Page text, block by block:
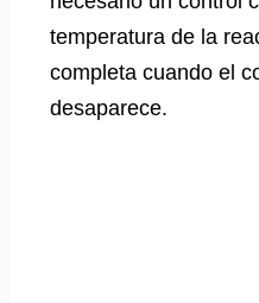
temperatura de la
completa cuando el
desaparece.